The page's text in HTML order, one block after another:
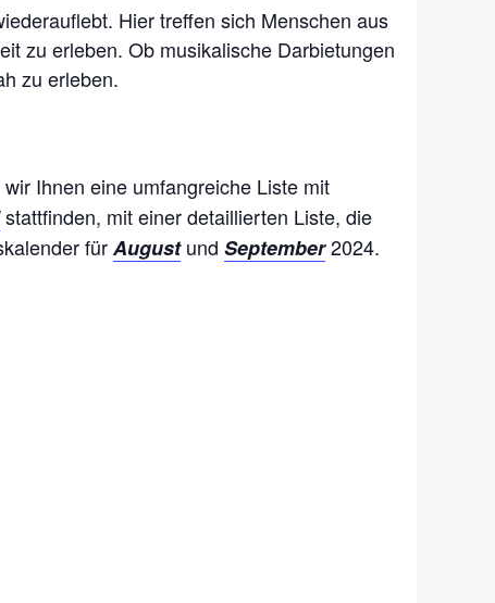
Hier treffen sich Menschen aus
zu erleben. Ob musikalische Darbietungen
zu erleben.
Ihnen eine umfangreiche Liste mit
stattfinden, mit einer detaillierten Liste, die
fürAugustund September2024.